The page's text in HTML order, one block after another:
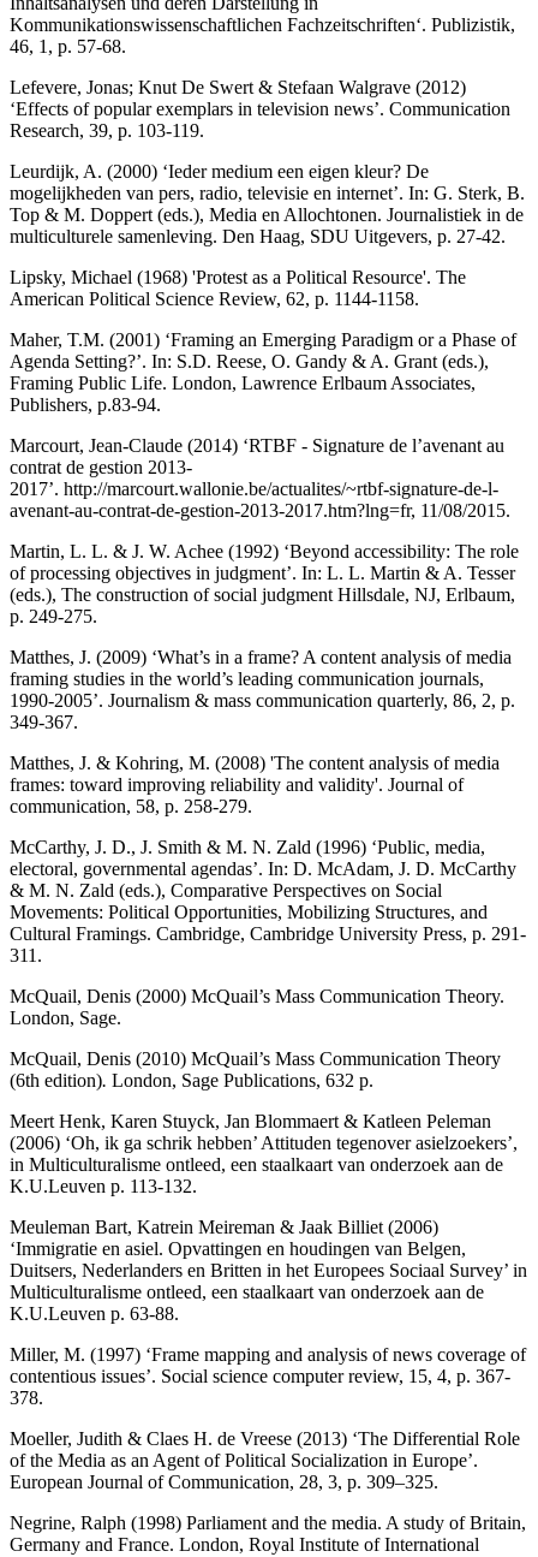
Kommunikationswissenschaftlichen Fachzeitschriften‘. Publizistik,
46, 1, p. 57-68.
Lefevere, Jonas; Knut De Swert & Stefaan Walgrave (2012)
‘Effects of popular exemplars in television news’. Communication
Research, 39, p. 103-119.
Leurdijk, A. (2000) ‘Ieder medium een eigen kleur? De
mogelijkheden van pers, radio, televisie en internet’. In: G. Sterk, B.
Top & M. Doppert (eds.), Media en Allochtonen. Journalistiek in de
multiculturele samenleving. Den Haag, SDU Uitgevers, p. 27-42.
Lipsky, Michael (1968) 'Protest as a Political Resource'. The
American Political Science Review, 62, p. 1144-1158.
Maher, T.M. (2001) ‘Framing an Emerging Paradigm or a Phase of
Agenda Setting?’. In: S.D. Reese, O. Gandy & A. Grant (eds.),
Framing Public Life. London, Lawrence Erlbaum Associates,
Publishers, p.83-94.
Marcourt, Jean-Claude (2014) ‘RTBF - Signature de l’avenant au
contrat de gestion 2013-
2017’. http://marcourt.wallonie.be/actualites/~rtbf-signature-de-l-
avenant-au-contrat-de-gestion-2013-2017.htm?lng=fr, 11/08/2015.
Martin, L. L. & J. W. Achee (1992) ‘Beyond accessibility: The role
of processing objectives in judgment’. In: L. L. Martin & A. Tesser
(eds.), The construction of social judgment Hillsdale, NJ, Erlbaum,
p. 249-275.
Matthes, J. (2009) ‘What’s in a frame? A content analysis of media
framing studies in the world’s leading communication journals,
1990-2005’. Journalism & mass communication quarterly, 86, 2, p.
349-367.
Matthes, J. & Kohring, M. (2008) 'The content analysis of media
frames: toward improving reliability and validity'. Journal of
communication, 58, p. 258-279.
McCarthy, J. D., J. Smith & M. N. Zald (1996) ‘Public, media,
electoral, governmental agendas’. In: D. McAdam, J. D. McCarthy
& M. N. Zald (eds.), Comparative Perspectives on Social
Movements: Political Opportunities, Mobilizing Structures, and
Cultural Framings. Cambridge, Cambridge University Press, p. 291-
311.
McQuail, Denis (2000) McQuail’s Mass Communication Theory.
London, Sage.
McQuail, Denis (2010) McQuail’s Mass Communication Theory
(6th edition). London, Sage Publications, 632 p.
Meert Henk, Karen Stuyck, Jan Blommaert & Katleen Peleman
(2006) ‘Oh, ik ga schrik hebben’ Attituden tegenover asielzoekers’,
in Multiculturalisme ontleed, een staalkaart van onderzoek aan de
K.U.Leuven p. 113-132.
Meuleman Bart, Katrein Meireman & Jaak Billiet (2006)
‘Immigratie en asiel. Opvattingen en houdingen van Belgen,
Duitsers, Nederlanders en Britten in het Europees Sociaal Survey’ in
Multiculturalisme ontleed, een staalkaart van onderzoek aan de
K.U.Leuven p. 63-88.
Miller, M. (1997) ‘Frame mapping and analysis of news coverage of
contentious issues’. Social science computer review, 15, 4, p. 367-
378.
Moeller, Judith & Claes H. de Vreese (2013) ‘The Differential Role
of the Media as an Agent of Political Socialization in Europe’.
European Journal of Communication, 28, 3, p. 309–325.
Negrine, Ralph (1998) Parliament and the media. A study of Britain,
Germany and France. London, Royal Institute of International